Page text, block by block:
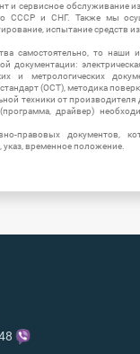
и сервисное обслуживание
СССР и СНГ. Также мы
испытание средств
самостоятельно, то наши
документации:
и метрологических
(ОСТ), методика
техники от
драйвер)
правовых документов,
указ, временное положение.